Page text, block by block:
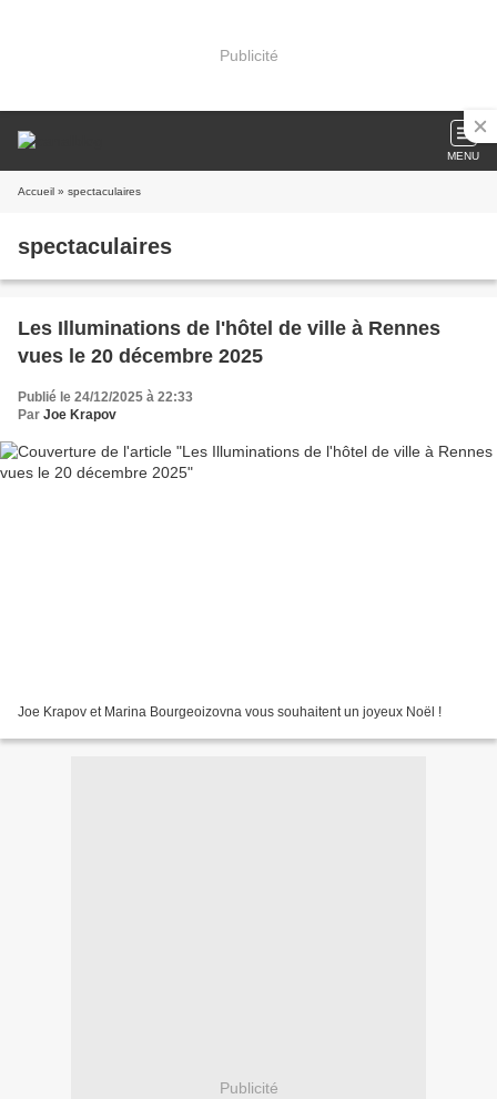
Publicité
MENU
Accueil » spectaculaires
spectaculaires
Les Illuminations de l'hôtel de ville à Rennes
vues le 20 décembre 2025
Publié le 24/12/2025 à 22:33
Par Joe Krapov
Joe Krapov et Marina Bourgeoizovna vous souhaitent un joyeux Noël !
Publicité